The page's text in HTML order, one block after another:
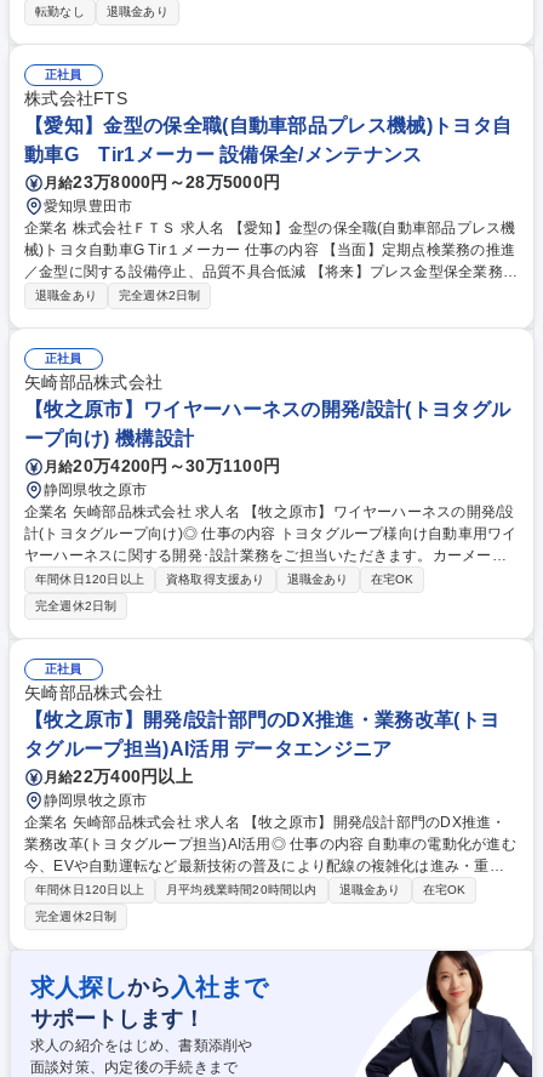
レス用金型で国内シェア45パーセントを誇る安定企業で、多様な製品づく
製品の加工を行います。入社後は育成担当が付き丁寧にサポートします。
【働き方】年間休日116日で土日はお休みです。有給は1時間単位で取得
可能で柔軟に働けます。 【やりがい】直近の実績として賞与5.4ヶ月分を
支給しており、手当も充実。単身寮や資格取得助成などの手厚い福利厚生
が大きな魅力です。 募集職種 【太田市/機械オペレーター】創業約100年
の老舗メーカー／賞与5.4ヶ月分
転勤なし 退職金あり
正社員
株式会社FTS
【愛知】金型の保全職(自動車部品プレス機械)トヨタ自
動車G Tir1メーカー 設備保全/メンテナンス
月給23万8000円～28万5000円
愛知県豊田市
企業名 株式会社ＦＴＳ 求人名 【愛知】金型の保全職(自動車部品プレス機
械)トヨタ自動車G Tir１メーカー 仕事の内容 【当面】定期点検業務の推進
／金型に関する設備停止、品質不具合低減 【将来】プレス金型保全業務の
管理（将来の班長候補） 【事業の優位性】 弊社は自動車用の燃料システ
おり、業界シェアNo.1を有しています。多様化するエネルギーに対応する
為、化石燃料だけではなく、電気・水素・合成燃料など幅広いニーズに応
えるエネルギー総合システムサプライヤーを目指し、製品開発に取組んで
います。 募集職種 【愛知】金型の保全職(自動車部品プレス機械)トヨタ自
動車G Tir１メーカー
退職金あり 完全週休2日制
正社員
矢崎部品株式会社
【牧之原市】ワイヤーハーネスの開発/設計(トヨタグル
ープ向け) 機構設計
月給20万4200円～30万1100円
静岡県牧之原市
企業名 矢崎部品株式会社 求人名 【牧之原市】ワイヤーハーネスの開発/設
計(トヨタグループ向け)◎ 仕事の内容 トヨタグループ様向け自動車用ワイ
ヤーハーネスに関する開発･設計業務をご担当いただきます。カーメーカ
ーに近い立場で設計開発に携われるため、非常に裁量のあるポジションで
す。 自動車メーカーや社内営業部門・工場部門との調整や工程確認等の業
務がございます。企画段階～量産まで一気通貫で対応した部門のため 、幅
広い設計業務が経験ができ、車両開発全般の知識が習得できます。 【募集
背景】自動車の電動化が進む今、EVや自動運転など最新技術の普及によ
り配線の複雑化が進んでおり、車内における電気配線の開発・設計業務の
重要性は年々上昇しており、体制強化のための募集です！ 募集職種 【牧
之原市】ワイヤーハーネスの開発/設計(トヨタグループ向け)◎
年間休日120日以上 資格取得支援あり 退職金あり
在宅OK
完全週休2日制
正社員
矢崎部品株式会社
【牧之原市】開発/設計部門のDX推進・業務改革(トヨ
タグループ担当)AI活用 データエンジニア
月給22万400円以上
静岡県牧之原市
企業名 矢崎部品株式会社 求人名 【牧之原市】開発/設計部門のDX推進・
業務改革(トヨタグループ担当)AI活用◎ 仕事の内容 自動車の電動化が進む
今、EVや自動運転など最新技術の普及により配線の複雑化は進み・重要
性が増しています。今後の事業拡大に備え、開発設計業務の効率化が求め
られており、開発設計向けDXエンジニアを募集します 【仕事内容】開発
設計部門の効率化を実現するためAI・デジタルツインXR・内製システム
開発を行い、それらのソリューションを用いて設計現場のDX化を推進し
ています。※ご本人の経験やご希望を踏まえて決定 【職務の魅力】設計プ
ロセス改革の企画～実行まで一連の改善活動を経験 AI、デジタルツインな
ど最先端のDXソリューションのスキル習得 自動車開発プロセスにおいて
デジタルスキルやリテラシーを実践的に学べる 募集職種 【牧之原市】開
発/設計部門のDX推進・業務改革(トヨタグループ担当)AI活用◎
年間休日120日以上 月平均残業時間20時間以内 退職金あり
在宅OK
完全週休2日制
求人探しから 入社まで
サポートします！
求人の紹介をはじめ、書類添削や
面談対策、内定後の手続きまで